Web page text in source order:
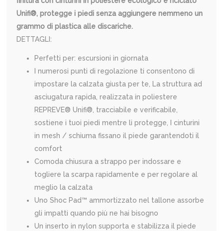
Unifi®, protegge i piedi senza aggiungere nemmeno un
grammo di plastica alle discariche.
DETTAGLI:
Perfetti per: escursioni in giornata
I numerosi punti di regolazione ti consentono di
impostare la calzata giusta per te, La struttura ad
asciugatura rapida, realizzata in poliestere
REPREVE® Unifi®, tracciabile e verificabile,
sostiene i tuoi piedi mentre li protegge, I cinturini
in mesh / schiuma fissano il piede garantendoti il
comfort
Comoda chiusura a strappo per indossare e
togliere la scarpa rapidamente e per regolare al
meglio la calzata
Uno Shoc Pad™ ammortizzato nel tallone assorbe
gli impatti quando più ne hai bisogno
Un inserto in nylon supporta e stabilizza il piede